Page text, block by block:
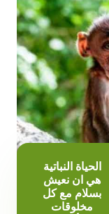
الحياة النباتية
هي ان نعيش
بسلام مع كل
مخلوقات